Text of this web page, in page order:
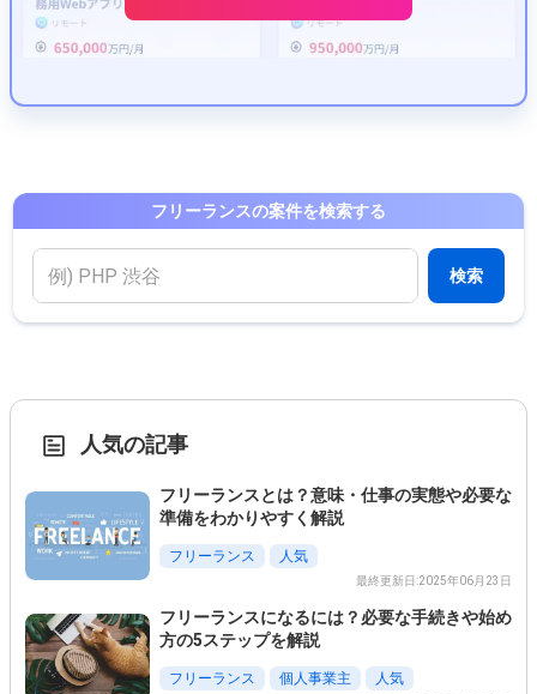
フリーランスの案件を検索する
検索
人気の記事
フリーランスとは？意味・仕事の実態や必要な
準備をわかりやすく解説
フリーランス 人気
最終更新日:2025年06月23日
フリーランスになるには？必要な手続きや始め
方の5ステップを解説
フリーランス 個人事業主 人気